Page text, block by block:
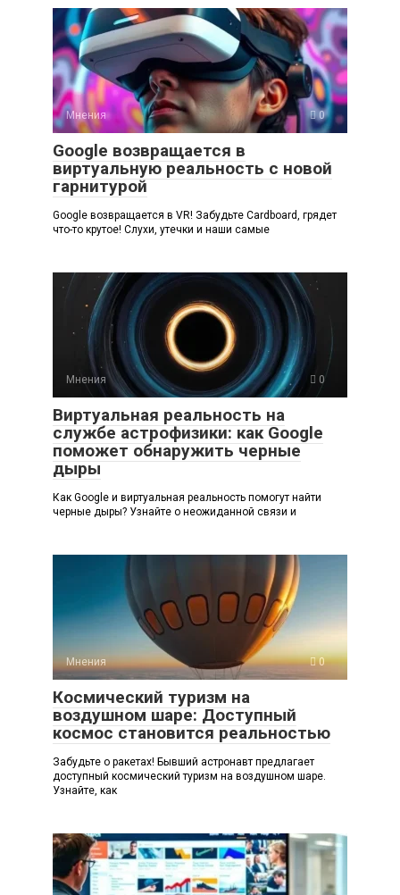
Мнения 0
Google возвращается в
виртуальную реальность с новой
гарнитурой
Google возвращается в VR! Забудьте Cardboard, грядет
что-то крутое! Слухи, утечки и наши самые
Мнения 0
Виртуальная реальность на
службе астрофизики: как Google
поможет обнаружить черные
дыры
Как Google и виртуальная реальность помогут найти
черные дыры? Узнайте о неожиданной связи и
Мнения 0
Космический туризм на
воздушном шаре: Доступный
космос становится реальностью
Забудьте о ракетах! Бывший астронавт предлагает
доступный космический туризм на воздушном шаре.
Узнайте, как